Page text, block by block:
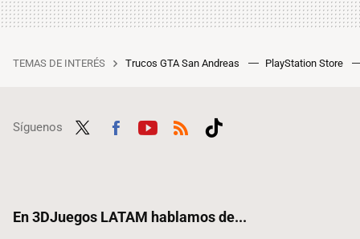
TEMAS DE INTERÉS Trucos GTA San Andreas PlayStation Store
Síguenos
En 3DJuegos LATAM hablamos de...